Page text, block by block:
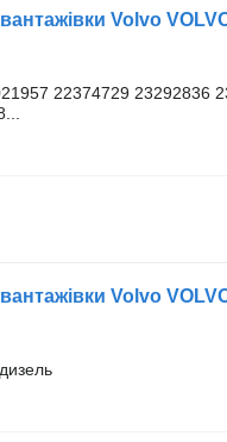
Volvo
22374729 23292836
Volvo
дизель